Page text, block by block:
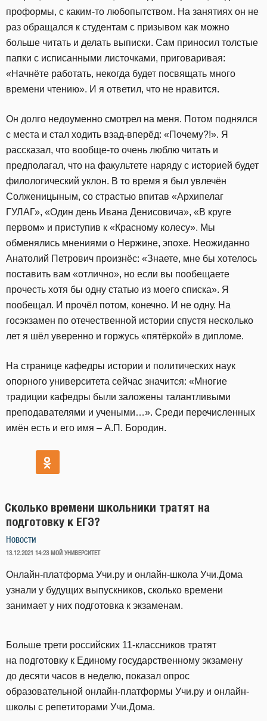
проформы, с каким-то любопытством. На занятиях он не
раз обращался к студентам с призывом как можно
больше читать и делать выписки. Сам приносил толстые
папки с исписанными листочками, приговаривая:
«Начнёте работать, некогда будет посвящать много
времени чтению». И я ответил, что не нравится.
Он долго недоуменно смотрел на меня. Потом поднялся
с места и стал ходить взад-вперёд: «Почему?!». Я
рассказал, что вообще-то очень люблю читать и
предполагал, что на факультете наряду с историей будет
филологический уклон. В то время я был увлечён
Солженицыным, со страстью впитав «Архипелаг
ГУЛАГ», «Один день Ивана Денисовича», «В круге
первом» и приступив к «Красному колесу». Мы
обменялись мнениями о Нержине, эпохе. Неожиданно
Анатолий Петрович произнёс: «Знаете, мне бы хотелось
поставить вам «отлично», но если вы пообещаете
прочесть хотя бы одну статью из моего списка». Я
пообещал. И прочёл потом, конечно. И не одну. На
госэкзамен по отечественной истории спустя несколько
лет я шёл уверенно и горжусь «пятёркой» в дипломе.
На странице кафедры истории и политических наук
опорного университета сейчас значится: «Многие
традиции кафедры были заложены талантливыми
преподавателями и учеными…». Среди перечисленных
имён есть и его имя – А.П. Бородин.
Сколько времени школьники тратят на
подготовку к ЕГЭ?
Новости
ОПУБЛИКОВАНО
13.12.2021 14:23 МОЙ УНИВЕРСИТЕТ
Онлайн-платформа Учи.ру и онлайн-школа Учи.Дома
узнали у будущих выпускников, сколько времени
занимает у них подготовка к экзаменам.
Больше трети российских 11-классников тратят
на подготовку к Единому государственному экзамену
до десяти часов в неделю, показал опрос
образовательной онлайн-платформы Учи.ру и онлайн-
школы с репетиторами Учи.Дома.